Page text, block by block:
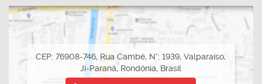
ponto comercial para empreender! 🚀
📞 Entre em contato e agende uma visita: (69) 99233-2090
CRECI 1393 – Imobiliária Nova Opção 🏢✨
CEP: 76908-746, Rua Cambé, N°: 1939,Valparaíso,
Ji-Paraná, Rondônia, Brasil